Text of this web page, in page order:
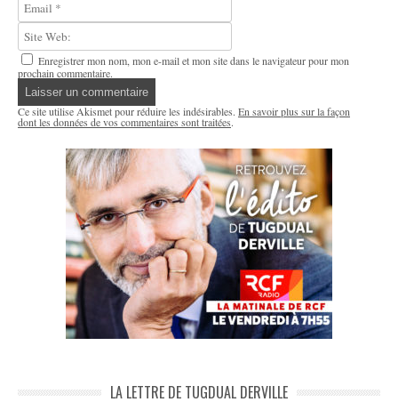
Enregistrer mon nom, mon e-mail et mon site dans le navigateur pour mon
prochain commentaire.
Ce site utilise Akismet pour réduire les indésirables. En savoir plus sur la façon
dont les données de vos commentaires sont traitées.
LA LETTRE DE TUGDUAL DERVILLE